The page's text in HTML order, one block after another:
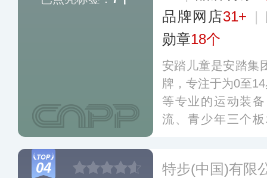
品牌网店31+ |
勋章18个
安踏儿童是安踏集
牌，专注于为0至
等专业的运动装
流、青少年三个
04 特步(中国)有限